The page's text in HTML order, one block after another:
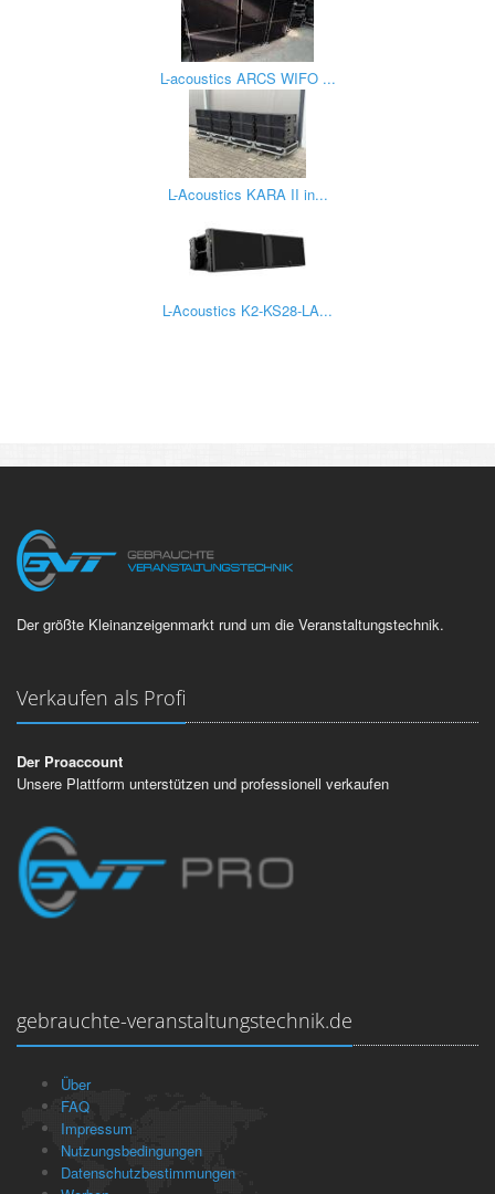
L-acoustics ARCS WIFO ...
L-Acoustics KARA II in...
L-Acoustics K2-KS28-LA...
Der größte Kleinanzeigenmarkt rund um die Veranstaltungstechnik.
Verkaufen als Profi
Der Proaccount
Unsere Plattform unterstützen und professionell verkaufen
gebrauchte-veranstaltungstechnik.de
Über
FAQ
Impressum
Nutzungsbedingungen
Datenschutzbestimmungen